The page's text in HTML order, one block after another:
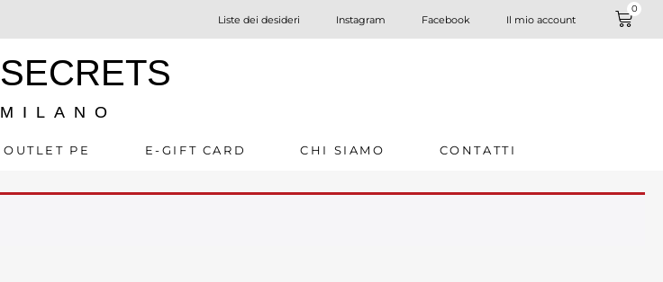
Liste dei desideri Instagram Facebook Il mio account
0
SECRETS
MILANO
OUTLET PE E-GIFT CARD CHI SIAMO CONTATTI